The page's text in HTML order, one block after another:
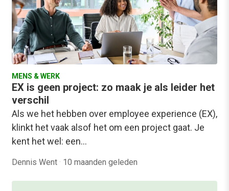
MENS & WERK
EX is geen project: zo maak je als leider het
verschil
Als we het hebben over employee experience (EX),
klinkt het vaak alsof het om een project gaat. Je
kent het wel: een…
Dennis Went · 10 maanden geleden